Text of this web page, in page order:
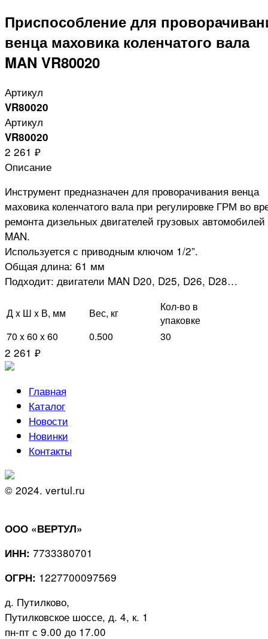
Приспособление для
венца маховика коленчатого вала
MAN VR80020
Артикул
VR80020
Артикул
VR80020
2 261 ₽
Описание
Инструмент предназначен для проворачивания венца
маховика коленчатого вала при регулировке ГРМ во
ремонта дизельных двигателей грузовых автомобилей
MAN.
Используется с приводным ключом 1/2”.
Общая длина: 61 мм
Подходит: двигатели MAN D20, D25, D26, D28…
Д x Ш x В, мм Вес, кг
Кол-во в
упаковке
70 x 60 x 60
0.500 30
2 261 ₽
Главная
Каталог
Новости
Новинки
Контакты
© 2024. vertul.ru
ООО «ВЕРТУЛ»
ИНН: 7733380701
ОГРН: 1227700097569
д. Путилково,
Путилковское шоссе, д. 4, к. 1
пн-пт с 9.00 до 17.00